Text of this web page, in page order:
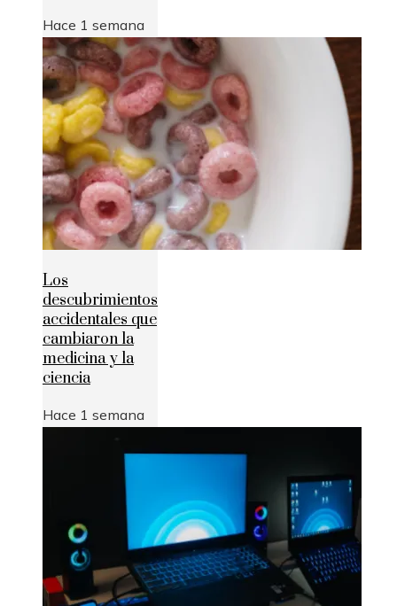
Hace 1 semana
Los
descubrimientos
accidentales que
cambiaron la
medicina y la
ciencia
Hace 1 semana